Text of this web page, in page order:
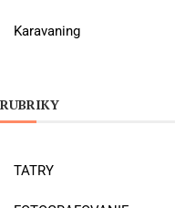
Karavaning
RUBRIKY
TATRY